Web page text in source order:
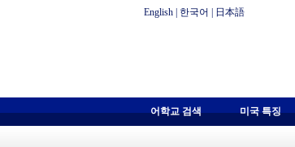
English 한국어 日本語
어학교 검색 미국 특징